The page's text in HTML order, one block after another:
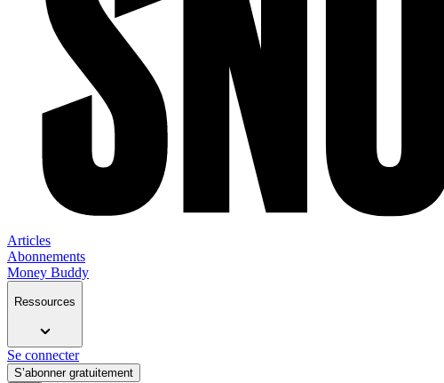
Articles
Abonnements
Money Buddy
Ressources
Se connecter
S’abonner gratuitement